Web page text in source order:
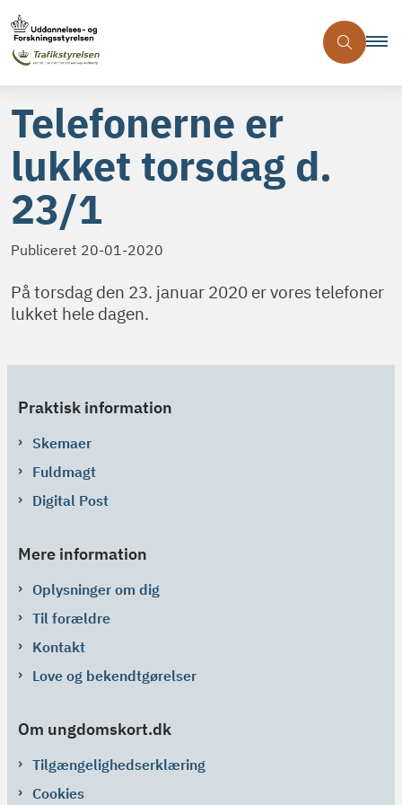
Telefonerne er
lukket torsdag d.
23/1
Publiceret 20-01-2020
På torsdag den 23. januar 2020 er vores telefoner
lukket hele dagen.
Praktisk information
Skemaer
Fuldmagt
Digital Post
Mere information
Oplysninger om dig
Til forældre
Kontakt
Love og bekendtgørelser
Om ungdomskort.dk
Tilgængelighedserklæring
Cookies